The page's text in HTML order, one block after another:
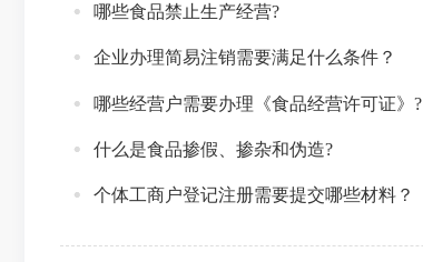
哪些食品禁止生产经营?
企业办理简易注销需要满足什么条件？
哪些经营户需要办理《食品经营许可证》?
什么是食品掺假、掺杂和伪造?
个体工商户登记注册需要提交哪些材料？